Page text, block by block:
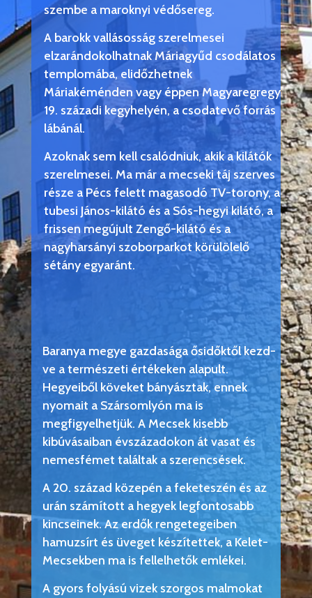
szembe a maroknyi védősereg.
A barokk vallásosság szerelmesei
elzarándokolhatnak Máriagyűd csodálatos
templomába, elidőzhetnek
Máriakéménden vagy éppen Magyaregregy
19. századi kegyhelyén, a csodatevő forrás
lábánál.
Azoknak sem kell csalódniuk, akik a kilátók
szerelmesei. Ma már a mecseki táj szerves
része a Pécs felett magasodó TV-torony, a
tubesi János-kilátó és a Sós-hegyi kilátó, a
frissen megújult Zengő-kilátó és a
nagyharsányi szoborparkot körülölelő
sétány egyaránt.
Baranya megye gazdasága ősidőktől kezd-
ve a természeti értékeken alapult.
Hegyeiből köveket bányásztak, ennek
nyomait a Szársomlyón ma is
megfigyelhetjük. A Mecsek kisebb
kibúvásaiban évszázadokon át vasat és
nemesfémet találtak a szerencsések.
A 20. század közepén a feketeszén és az
urán számított a hegyek legfontosabb
kincseinek. Az erdők rengetegeiben
hamuzsírt és üveget készítettek, a Kelet-
Mecsekben ma is fellelhetők emlékei.
A gyors folyású vizek szorgos malmokat